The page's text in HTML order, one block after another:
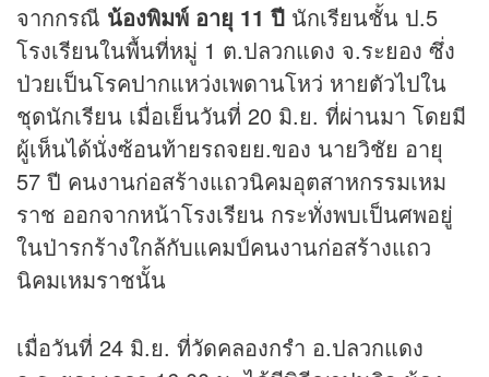
จากกรณี น้องพิมพ์ อายุ 11 ปี นักเรียนชั้น ป.5
โรงเรียนในพื้นที่หมู่ 1 ต.ปลวกแดง จ.ระยอง ซึ่ง
ป่วยเป็นโรคปากแหว่งเพดานโหว่ หายตัวไปใน
ชุดนักเรียน เมื่อเย็นวันที่ 20 มิ.ย. ที่ผ่านมา โดยมี
ผู้เห็นได้นั่งซ้อนท้ายรถจยย.ของ นายวิชัย อายุ
57 ปี คนงานก่อสร้างแถวนิคมอุตสาหกรรมเหม
ราช ออกจากหน้าโรงเรียน กระทั่งพบเป็นศพอยู่
ในป่ารกร้างใกล้กับแคมป์คนงานก่อสร้างแถว
นิคมเหมราชนั้น
เมื่อวันที่ 24 มิ.ย. ที่วัดคลองกรำ อ.ปลวกแดง